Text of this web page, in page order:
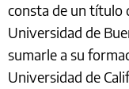
consta de un título
Universidad de
sumarle a su
Universidad de